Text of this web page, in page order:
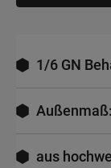
1/6 GN
aus